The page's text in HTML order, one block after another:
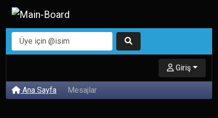
Giriş
Ana Sayfa Mesajlar